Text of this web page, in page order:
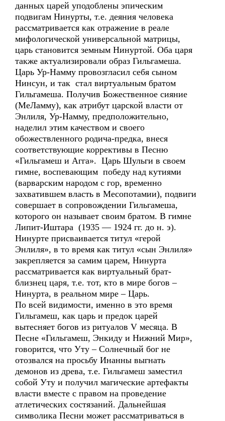
данных царей уподоблены эпическим
подвигам Нинурты, т.е. деяния человека
рассматривается как отражение в реале
мифологической универсальной матрицы,
царь становится земным Нинуртой. Оба царя
также актуализировали образ Гильгамеша.
Царь Ур-Намму провозгласил себя сыном
Нинсун, и так стал виртуальным братом
Гильгамеша. Получив Божественное сияние
(МеЛамму), как атрибут царской власти от
Энлиля, Ур-Намму, предположительно,
наделил этим качеством и своего
обожествленного родича-предка, внеся
соответствующие коррективы в Песню
«Гильгамеш и Агга». Царь Шульги в своем
гимне, воспевающим победу над кутиями
(варварским народом с гор, временно
захватившем власть в Месопотамии), подвиги
совершает в сопровождении Гильгамеша,
которого он называет своим братом. В гимне
Липит-Иштара (1935 — 1924 гг. до н. э).
Нинурте присваивается титул «герой
Энлиля», в то время как титул «сын Энлиля»
закрепляется за самим царем, Нинурта
рассматривается как виртуальный брат-
близнец царя, т.е. тот, кто в мире богов –
Нинурта, в реальном мире – Царь.
По всей видимости, именно в это время
Гильгамеш, как царь и предок царей
вытесняет богов из ритуалов V месяца. В
Песне «Гильгамеш, Энкиду и Нижний Мир»,
говорится, что Уту – Солнечный бог не
отозвался на просьбу Инанны выгнать
демонов из древа, т.е. Гильгамеш заместил
собой Уту и получил магические артефакты
власти вместе с правом на проведение
атлетических состязаний. Дальнейшая
символика Песни может рассматриваться в